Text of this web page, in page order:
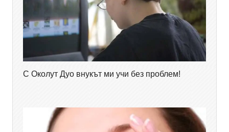
С Околут Дуо внукът ми учи без проблем!